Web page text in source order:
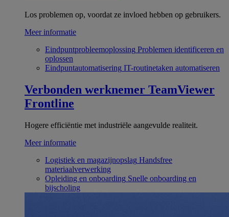
Los problemen op, voordat ze invloed hebben op gebruikers.
Meer informatie
Eindpuntprobleemoplossing Problemen identificeren en
oplossen
Eindpuntautomatisering IT-routinetaken automatiseren
Verbonden werknemer TeamViewer
Frontline
Hogere efficiëntie met industriële aangevulde realiteit.
Meer informatie
Logistiek en magazijnopslag Handsfree
materiaalverwerking
Opleiding en onboarding Snelle onboarding en
bijscholing